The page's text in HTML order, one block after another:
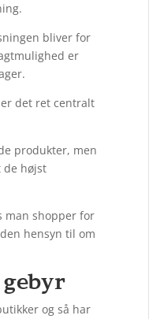
bliver for
er
det ret centralt
produkter, men
de højst
man shopper for
hensyn til om
og så har